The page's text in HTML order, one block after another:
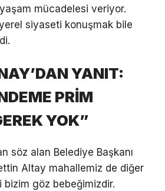
mücadelesi veriyor.
siyaseti konuşmak bile
YANIT:
PRİM
YOK”
söz alan Belediye Başkanı
Altay mahallemiz de diğer
göz bebeğimizdir.